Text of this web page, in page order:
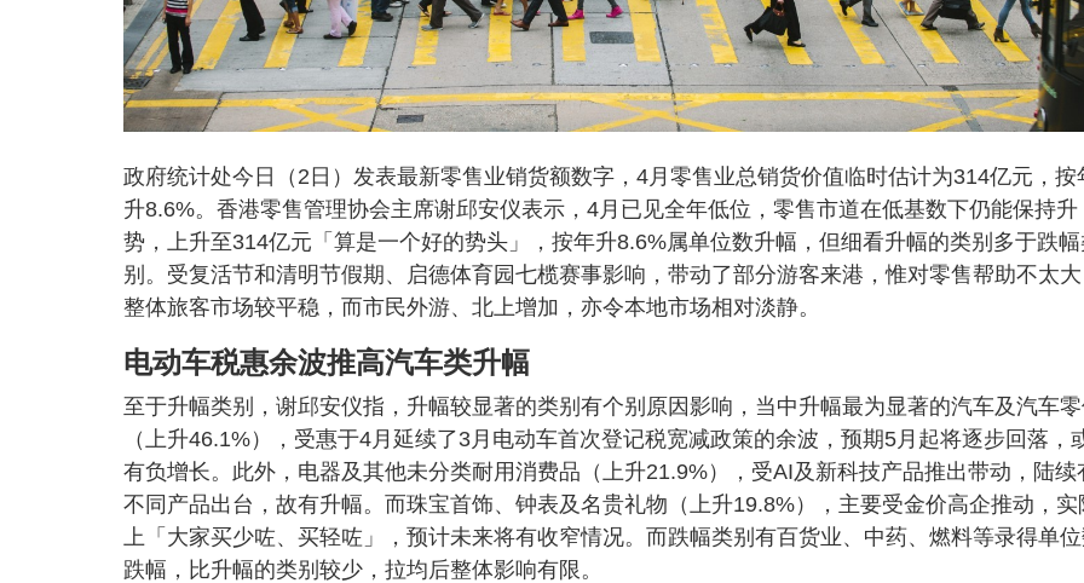
政府统计处今日（2日）发表最新零售业销货额数字，4月零售业总销货价值临时估计为314亿元，按
升8.6%。香港零售管理协会主席谢邱安仪表示，4月已见全年低位，零售市道在低基数下仍能保持升
势，上升至314亿元「算是一个好的势头」，按年升8.6%属单位数升幅，但细看升幅的类别多于跌
别。受复活节和清明节假期、启德体育园七榄赛事影响，带动了部分游客来港，惟对零售帮助不太大
整体旅客市场较平稳，而市民外游、北上增加，亦令本地市场相对淡静。
电动车税惠余波推高汽车类升幅
至于升幅类别，谢邱安仪指，升幅较显著的类别有个别原因影响，当中升幅最为显著的汽车及汽车
（上升46.1%），受惠于4月延续了3月电动车首次登记税宽减政策的余波，预期5月起将逐步回落，
有负增长。此外，电器及其他未分类耐用消费品（上升21.9%），受AI及新科技产品推出带动，陆续
不同产品出台，故有升幅。而珠宝首饰、钟表及名贵礼物（上升19.8%），主要受金价高企推动，实
上「大家买少咗、买轻咗」，预计未来将有收窄情况。而跌幅类别有百货业、中药、燃料等录得单
跌幅，比升幅的类别较少，拉均后整体影响有限。